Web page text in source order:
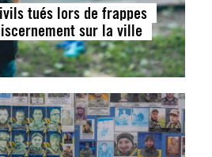
tués lors de frappes
sur la ville